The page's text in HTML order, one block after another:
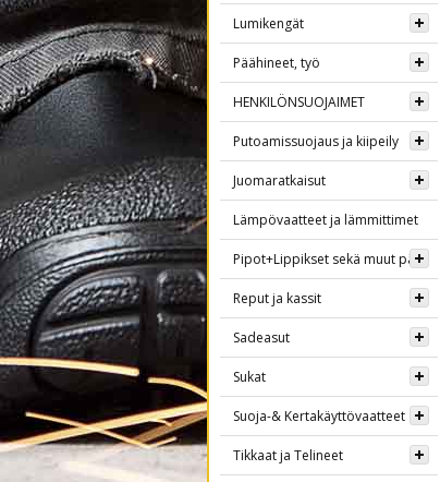
Lumikengät
Päähineet, työ
HENKILÖNSUOJAIMET
Putoamissuojaus ja kiipeily
Juomaratkaisut
Lämpövaatteet ja lämmittimet
Pipot+Lippikset sekä muut päähineet
Reput ja kassit
Sadeasut
Sukat
Suoja-& Kertakäyttövaatteet
Tikkaat ja Telineet